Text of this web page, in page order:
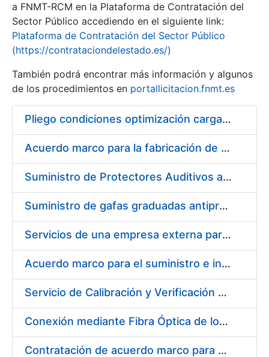
Show/Hide
a FNMT-RCM en la Plataforma de Contratación del
Sector Público accediendo en el siguiente link:
Plataforma de Contratación del Sector Público
(https://contrataciondelestado.es/)
También podrá encontrar más información y algunos
de los procedimientos en portallicitacion.fnmt.es
Pliego condiciones optimización cargas compras firmado
Acuerdo marco para la fabricación de piezas
Suministro de Protectores Auditivos a medida para las personas trabajadoras de los Centros de Trabajo de Madrid y Burgos
Suministro de gafas graduadas antiproyecciones para los trabajadores de la FNMT-RCM en los centros de trabajo de Madrid y Burgos
Servicios de una empresa externa para el asesoramiento y resolución de los recursos de alzada que se presentan relacionados con procesos de selección para la FNMT-RCM
Acuerdo marco para el suministro e instalación de persianas, estores y otros complementos
Servicio de Calibración y Verificación Externa de los Equipos de Medición del Servicio de Prevención de la FNMT-RCM
Conexión mediante Fibra Óptica de los Centros de Proceso de Datos (CPDs) de las sedes de la FNMT-RCM de Burgos y Madrid
Contratación de acuerdo marco para el Suministro de Material de Electricidad para la Fábrica Nacional de Moneda y Timbre-Real Casa de la Moneda en su centro de trabajo de Burgos